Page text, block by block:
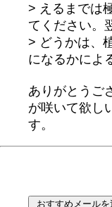
> えるまでは
てください。
> どうかは、
になるかによ
ありがとうご
が咲いて欲し
す。